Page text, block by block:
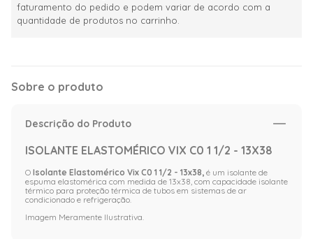
faturamento do pedido e podem variar de acordo com a
quantidade de produtos no carrinho.
Sobre o produto
Descrição do Produto
ISOLANTE ELASTOMÉRICO VIX C0 1 1/2 - 13X38
O Isolante Elastomérico Vix C0 1 1/2 - 13x38, é um isolante de
espuma elastomérica com medida de 13x38, com capacidade isolante
térmico para proteção térmica de tubos em sistemas de ar
condicionado e refrigeração.
Imagem Meramente Ilustrativa.